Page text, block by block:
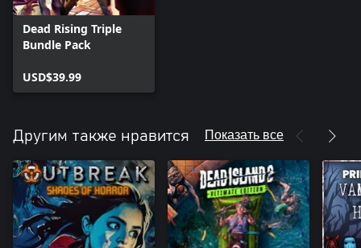
Dead Rising Triple
Bundle Pack
USD$39.99
Другим также нравится Показать все